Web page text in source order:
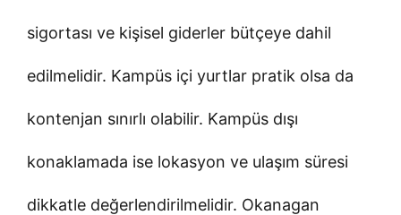
sigortası ve kişisel giderler bütçeye dahil
edilmelidir. Kampüs içi yurtlar pratik olsa da
kontenjan sınırlı olabilir. Kampüs dışı
konaklamada ise lokasyon ve ulaşım süresi
dikkatle değerlendirilmelidir. Okanagan